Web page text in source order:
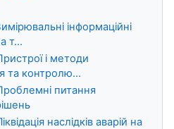
інформаційні
т...
і методи
та контролю...
питання
наслідків аварій на